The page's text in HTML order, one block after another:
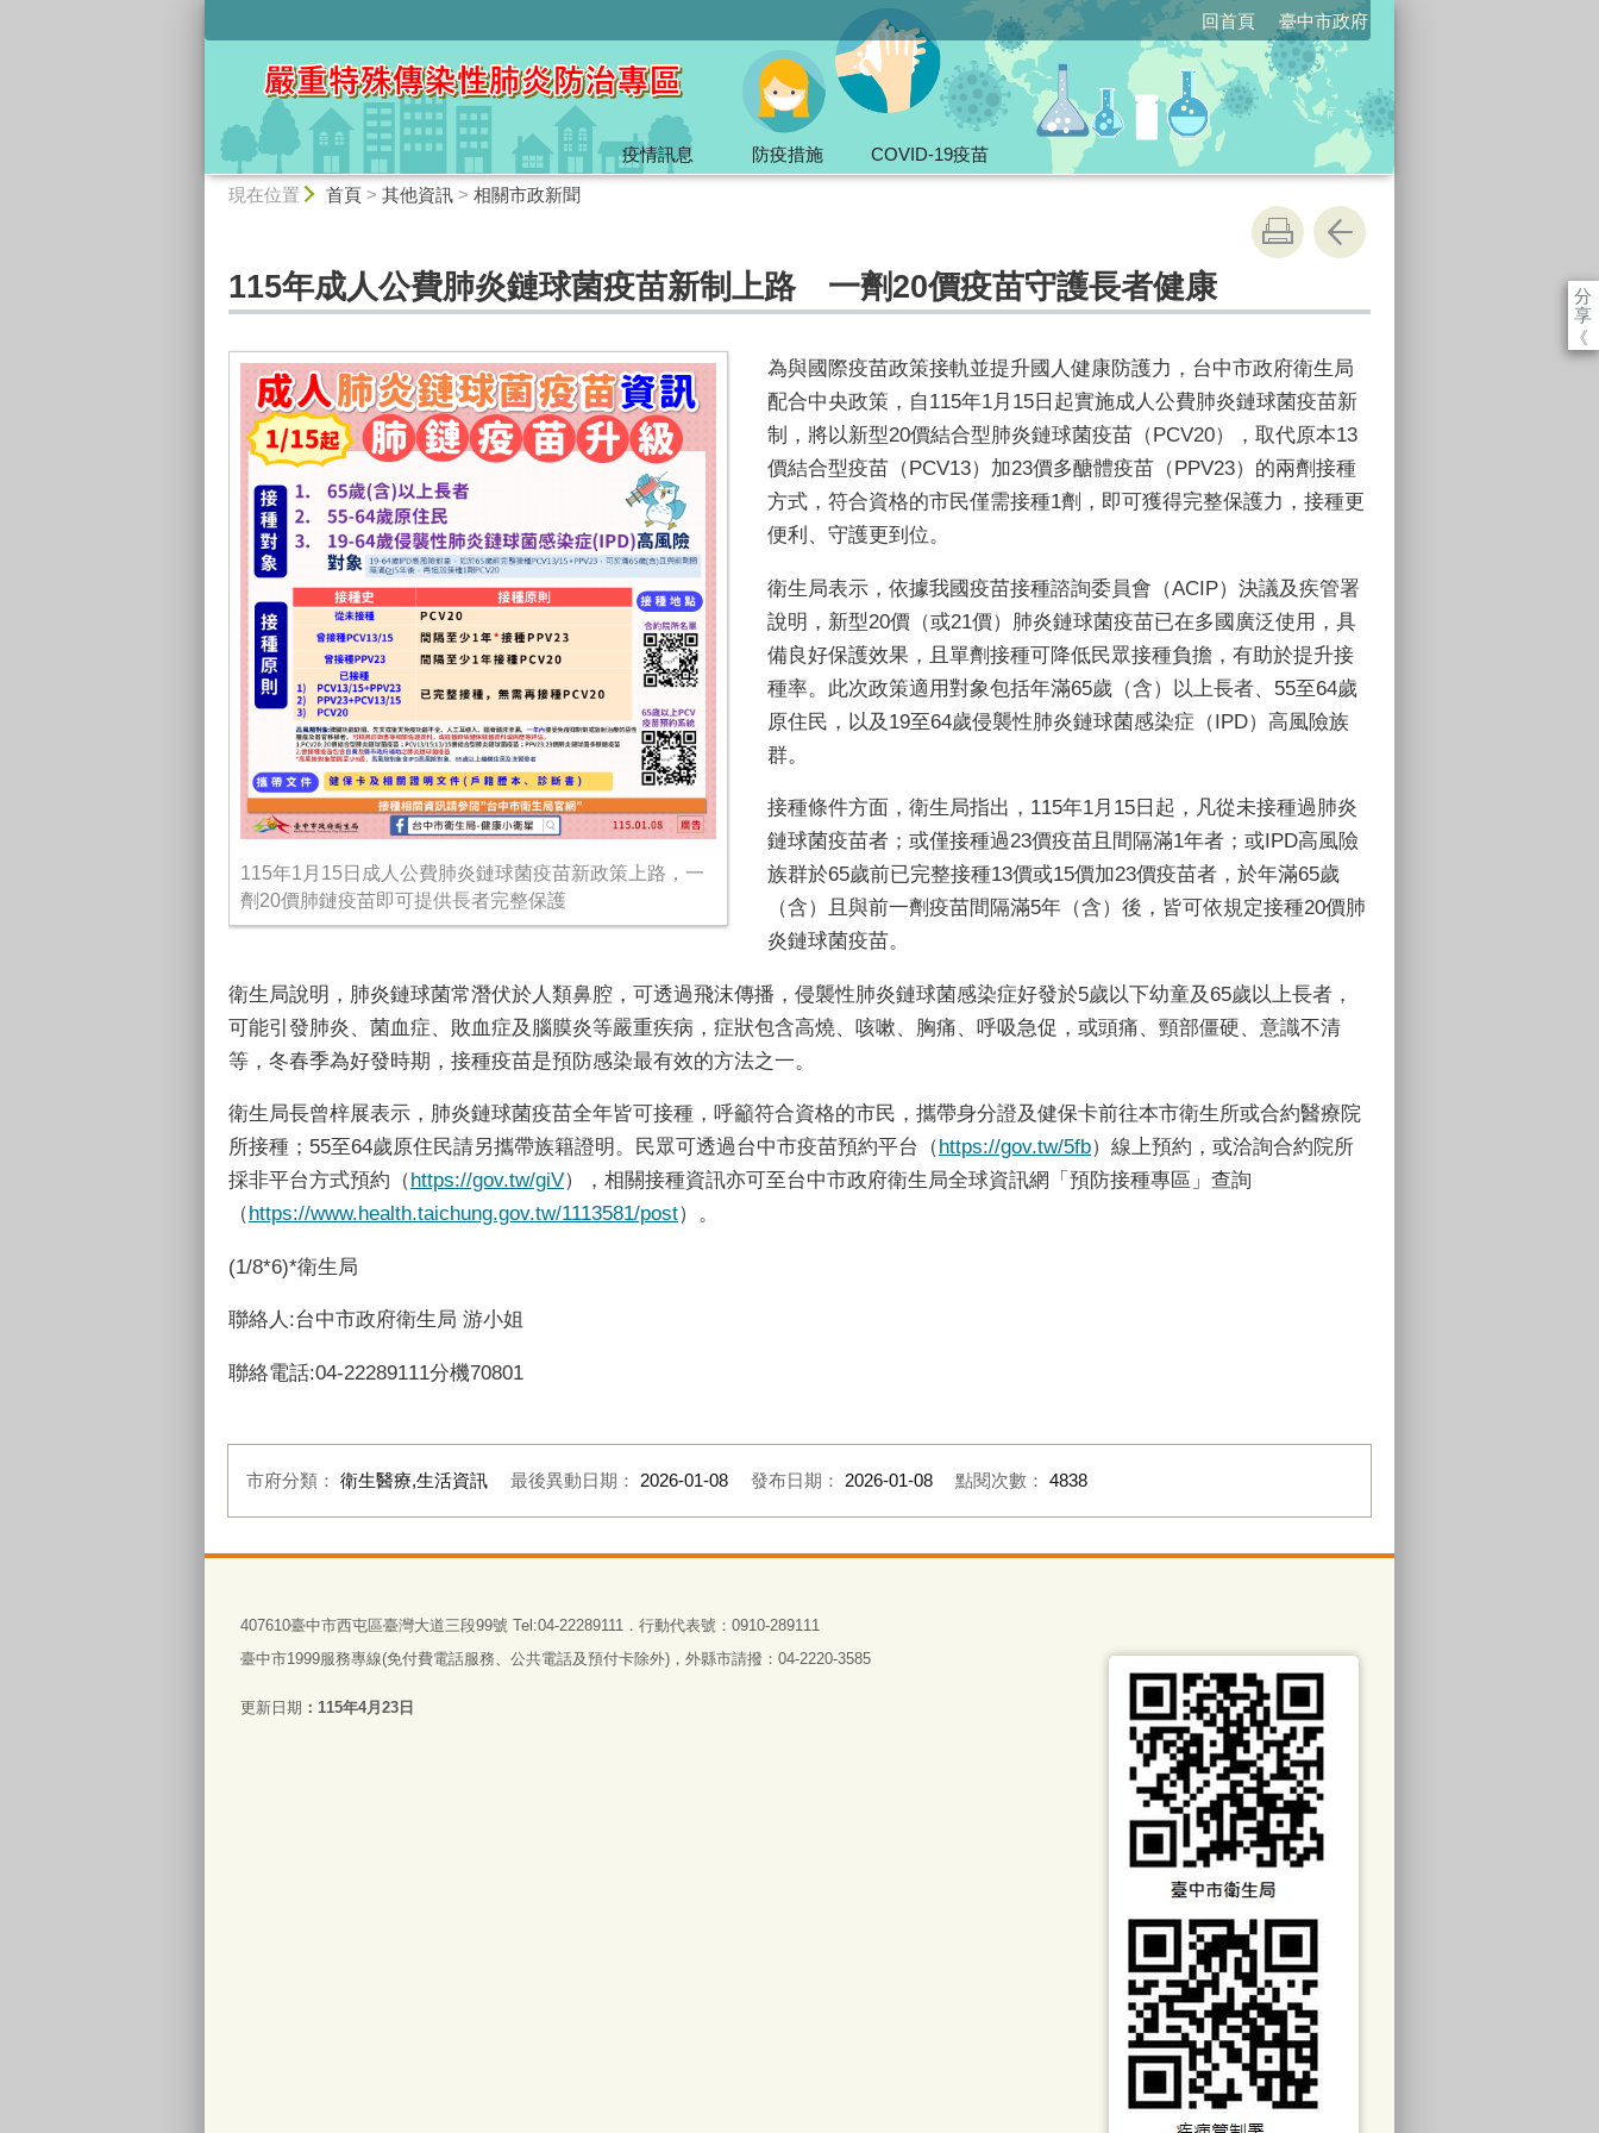
回首頁 臺中市政府
疫情訊息 防疫措施
COVID-19疫苗
現在位置 首頁> 其他資訊> 相關市政新聞
分
享
《
115年成人公費肺炎鏈球菌疫苗新制上路 一劑20價疫苗守護長者健康
115年1月15日成人公費肺炎鏈球菌疫苗新政策上路，一
劑20價肺鏈疫苗即可提供長者完整保護
為與國際疫苗政策接軌並提升國人健康防護力，台中市政府衛生局
配合中央政策，自115年1月15日起實施成人公費肺炎鏈球菌疫苗新
制，將以新型20價結合型肺炎鏈球菌疫苗（PCV20），取代原本13
價結合型疫苗（PCV13）加23價多醣體疫苗（PPV23）的兩劑接種
方式，符合資格的市民僅需接種1劑，即可獲得完整保護力，接種更
便利、守護更到位。
衛生局表示，依據我國疫苗接種諮詢委員會（ACIP）決議及疾管署
說明，新型20價（或21價）肺炎鏈球菌疫苗已在多國廣泛使用，具
備良好保護效果，且單劑接種可降低民眾接種負擔，有助於提升接
種率。此次政策適用對象包括年滿65歲（含）以上長者、55至64歲
原住民，以及19至64歲侵襲性肺炎鏈球菌感染症（IPD）高風險族
群。
接種條件方面，衛生局指出，115年1月15日起，凡從未接種過肺炎
鏈球菌疫苗者；或僅接種過23價疫苗且間隔滿1年者；或IPD高風險
族群於65歲前已完整接種13價或15價加23價疫苗者，於年滿65歲
（含）且與前一劑疫苗間隔滿5年（含）後，皆可依規定接種20價肺
炎鏈球菌疫苗。
衛生局說明，肺炎鏈球菌常潛伏於人類鼻腔，可透過飛沫傳播，侵襲性肺炎鏈球菌感染症好發於5歲以下幼童及65歲以上長者，
可能引發肺炎、菌血症、敗血症及腦膜炎等嚴重疾病，症狀包含高燒、咳嗽、胸痛、呼吸急促，或頭痛、頸部僵硬、意識不清
等，冬春季為好發時期，接種疫苗是預防感染最有效的方法之一。
衛生局長曾梓展表示，肺炎鏈球菌疫苗全年皆可接種，呼籲符合資格的市民，攜帶身分證及健保卡前往本市衛生所或合約醫療院
所接種；55至64歲原住民請另攜帶族籍證明。民眾可透過台中市疫苗預約平台（https://gov.tw/5fb）線上預約，或洽詢合約院所
採非平台方式預約（https://gov.tw/giV），相關接種資訊亦可至台中市政府衛生局全球資訊網「預防接種專區」查詢
（https://www.health.taichung.gov.tw/1113581/post）。
(1/8*6)*衛生局
聯絡人:台中市政府衛生局 游小姐
聯絡電話:04-22289111分機70801
市府分類： 衛生醫療,生活資訊 最後異動日期： 2026-01-08 發布日期： 2026-01-08 點閱次數： 4838
407610臺中市西屯區臺灣大道三段99號 Tel:04-22289111．行動代表號：0910-289111
臺中市1999服務專線(免付費電話服務、公共電話及預付卡除外)，外縣市請撥：04-2220-3585
更新日期 115年4月23日